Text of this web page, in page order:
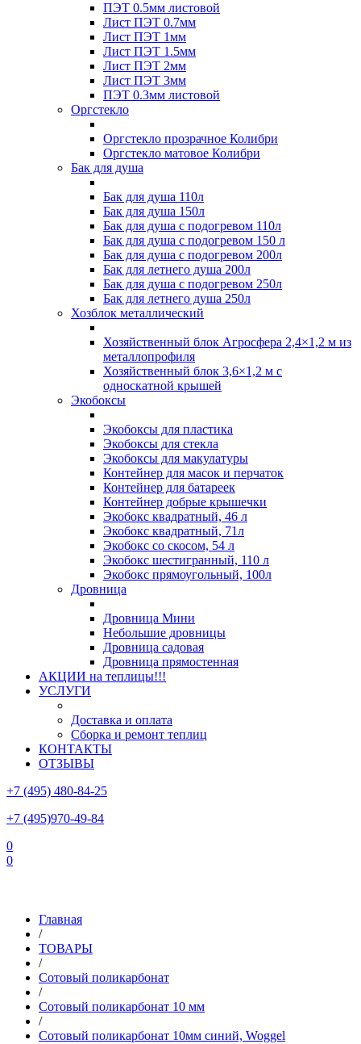
ПЭТ 0.5мм листовой
Лист ПЭТ 0.7мм
Лист ПЭТ 1мм
Лист ПЭТ 1.5мм
Лист ПЭТ 2мм
Лист ПЭТ 3мм
ПЭТ 0.3мм листовой
Оргстекло
Оргстекло прозрачное Колибри
Оргстекло матовое Колибри
Бак для душа
Бак для душа 110л
Бак для душа 150л
Бак для душа с подогревом 110л
Бак для душа с подогревом 150 л
Бак для душа с подогревом 200л
Бак для летнего душа 200л
Бак для душа с подогревом 250л
Бак для летнего душа 250л
Хозблок металлический
Хозяйственный блок Агросфера 2,4×1,2 м из
металлопрофиля
Хозяйственный блок 3,6×1,2 м с
односкатной крышей
Экобоксы
Экобоксы для пластика
Экобоксы для стекла
Экобоксы для макулатуры
Контейнер для масок и перчаток
Контейнер для батареек
Контейнер добрые крышечки
Экобокс квадратный, 46 л
Экобокс квадратный, 71л
Экобокс со скосом, 54 л
Экобокс шестигранный, 110 л
Экобокс прямоугольный, 100л
Дровница
Дровница Мини
Небольшие дровницы
Дровница садовая
Дровница прямостенная
АКЦИИ на теплицы!!!
УСЛУГИ
Доставка и оплата
Сборка и ремонт теплиц
КОНТАКТЫ
ОТЗЫВЫ
+7 (495) 480-84-25
+7 (495)970-49-84
0
0
Главная
/
ТОВАРЫ
/
Сотовый поликарбонат
/
Сотовый поликарбонат 10 мм
/
Сотовый поликарбонат 10мм синий, Woggel